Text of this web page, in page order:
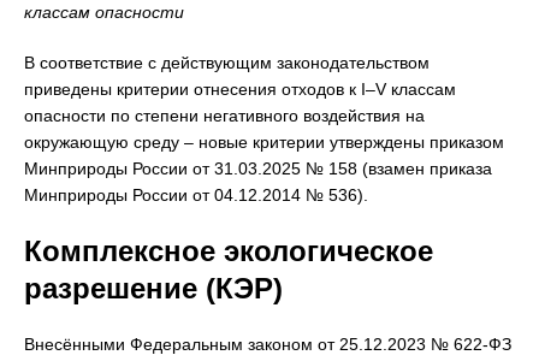
классам опасности
В соответствие с действующим законодательством
приведены критерии отнесения отходов к I–V классам
опасности по степени негативного воздействия на
окружающую среду – новые критерии утверждены приказом
Минприроды России от 31.03.2025 № 158 (взамен приказа
Минприроды России от 04.12.2014 № 536).
Комплексное экологическое
разрешение (КЭР)
Внесёнными Федеральным законом от 25.12.2023 № 622-ФЗ